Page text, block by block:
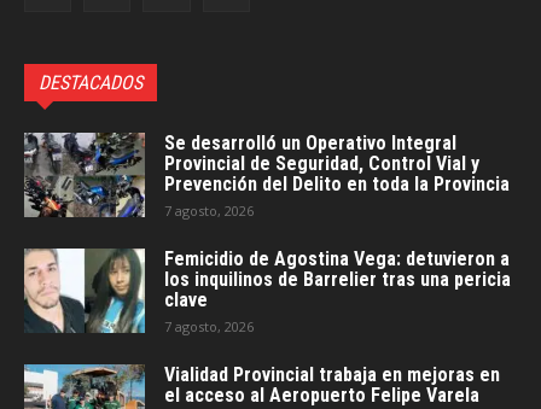
DESTACADOS
Se desarrolló un Operativo Integral
Provincial de Seguridad, Control Vial y
Prevención del Delito en toda la Provincia
7 agosto, 2026
Femicidio de Agostina Vega: detuvieron a
los inquilinos de Barrelier tras una pericia
clave
7 agosto, 2026
Vialidad Provincial trabaja en mejoras en
el acceso al Aeropuerto Felipe Varela